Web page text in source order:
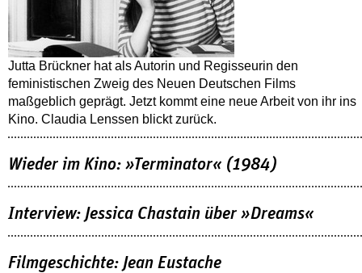
Jutta Brückner hat als Autorin und Regisseurin den
feministischen Zweig des Neuen Deutschen Films
maßgeblich geprägt. Jetzt kommt eine neue Arbeit von ihr ins
Kino. Claudia Lenssen blickt zurück.
Wieder im Kino: »Terminator« (1984)
Interview: Jessica Chastain über »Dreams«
Filmgeschichte: Jean Eustache